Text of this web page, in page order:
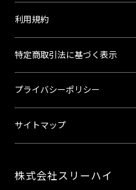
株式会社スリーハイ
利用規約
特定商取引法に基づく表示
プライバシーポリシー
サイトマップ